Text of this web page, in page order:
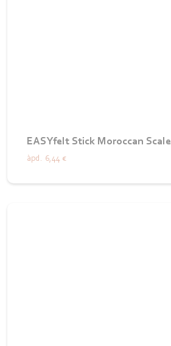
EASYfelt Stick Moroccan Scale
àpd. 6,44 €